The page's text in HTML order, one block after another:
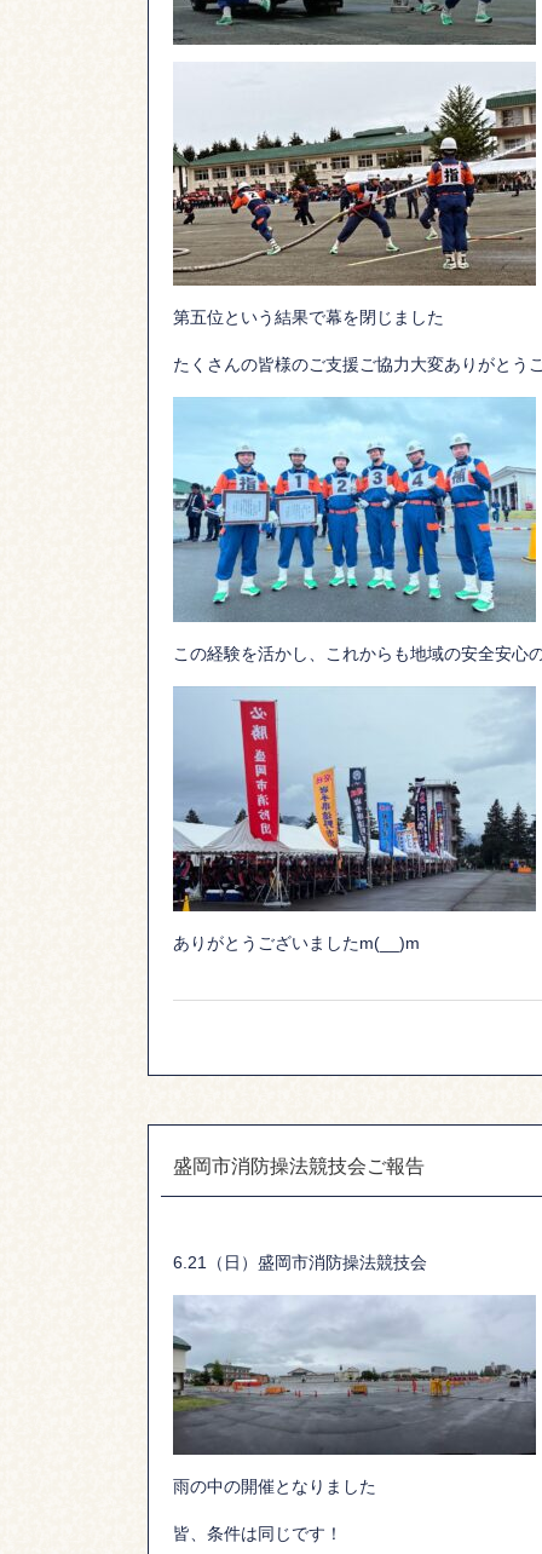
第五位という結果で幕を閉じました
たくさんの皆様のご支援ご協力大変ありがとう
この経験を活かし、これからも地域の安全安心
ありがとうございましたm(__)m
盛岡市消防操法競技会ご報告
6.21（日）盛岡市消防操法競技会
雨の中の開催となりました
皆、条件は同じです！